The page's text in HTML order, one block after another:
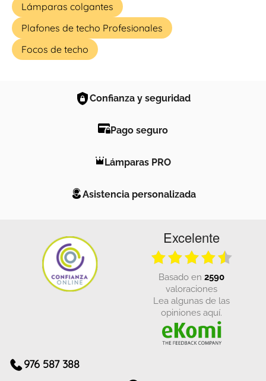
Lámparas colgantes
Plafones de techo Profesionales
Focos de techo
Confianza y seguridad
Pago seguro
Lámparas PRO
Asistencia personalizada
Excelente
basado en 2590
valoraciones
Lea algunas de las
opiniones aquí.
976 587 388